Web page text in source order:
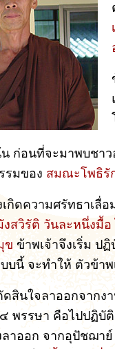
ก่อนที่จะมาพบชาว
รมของ สมณะโพธิ
เกิดความศรัทธาเลื่
สวิรัติ วันละหนึ่งมื้
ข ข้าพเจ้าจึงเริ่ม ป
บนี้ จะทำให้ ตัวข้า
ดสินใจลาออกจากง
พรรษา คือไปปฏิบั
ลาออก จากอุปัชฌา